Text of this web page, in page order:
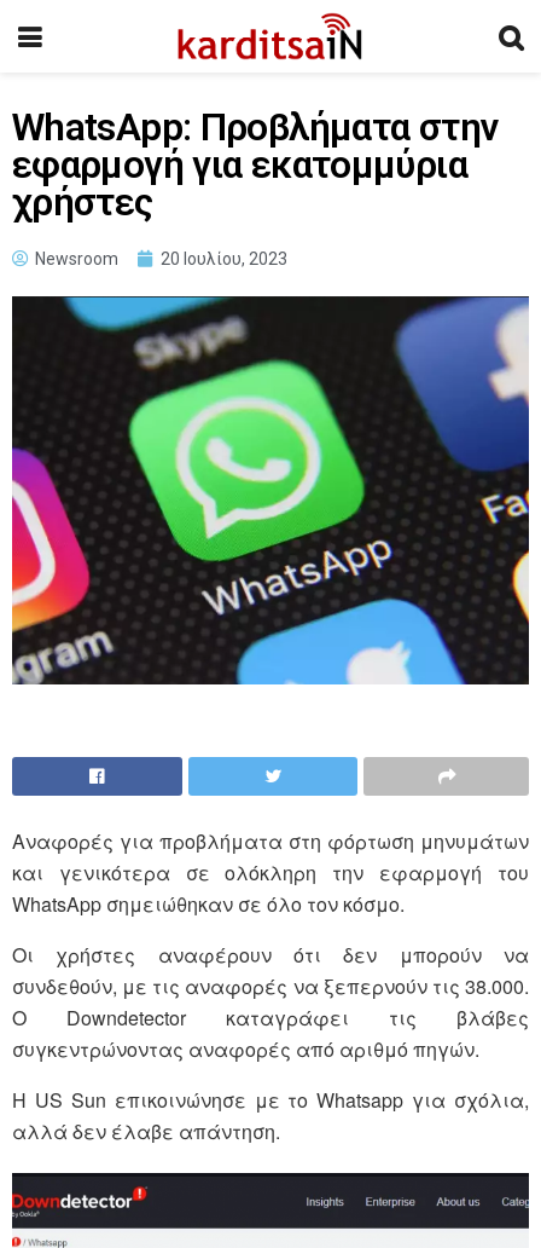
WhatsApp: Προβλήματα στην
εφαρμογή για εκατομμύρια
χρήστες
Newsroom 20 Ιουλίου, 2023
Αναφορές για προβλήματα στη φόρτωση μηνυμάτων
και γενικότερα σε ολόκληρη την εφαρμογή του
WhatsApp σημειώθηκαν σε όλο τον κόσμο.
Οι χρήστες αναφέρουν ότι δεν μπορούν να
συνδεθούν, με τις αναφορές να ξεπερνούν τις 38.000.
Ο Downdetector καταγράφει τις βλάβες
συγκεντρώνοντας αναφορές από αριθμό πηγών.
Η US Sun επικοινώνησε με το Whatsapp για σχόλια,
αλλά δεν έλαβε απάντηση.